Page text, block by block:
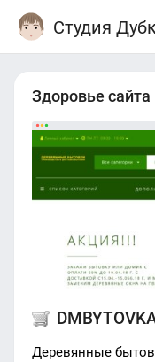
Студия
Здоровье сайта
Деревянные